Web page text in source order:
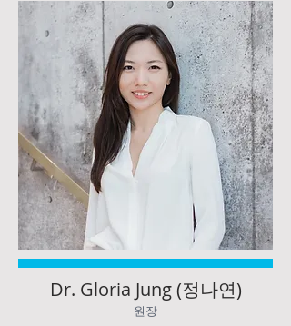
Dr. Gloria Jung (정나연)
원장